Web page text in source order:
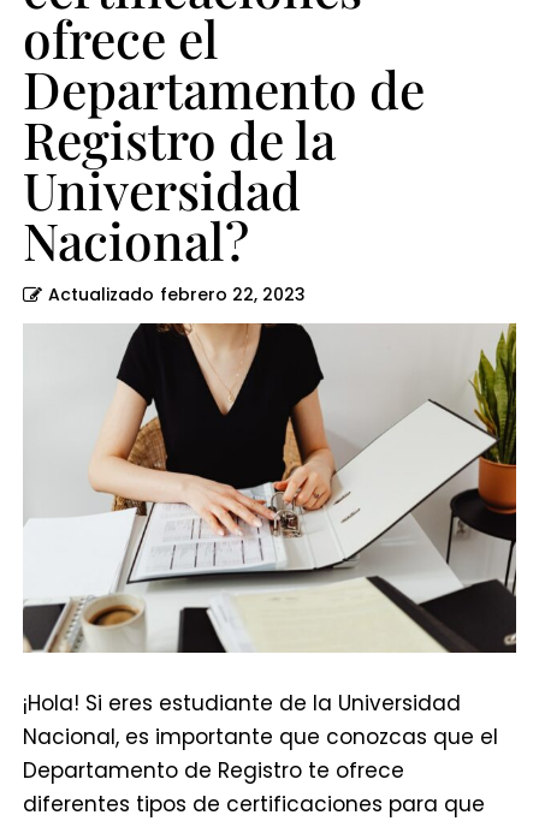
ofrece el
Departamento de
Registro de la
Universidad
Nacional?
Actualizado febrero 22, 2023
¡Hola! Si eres estudiante de la Universidad
Nacional, es importante que conozcas que el
Departamento de Registro te ofrece
diferentes tipos de certificaciones para que